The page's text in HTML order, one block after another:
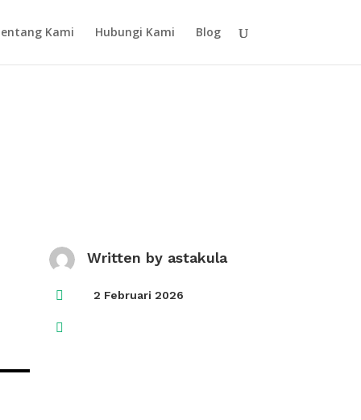
Kami Hubungi Kami Blog
Written by astakula
 2 Februari 2026
